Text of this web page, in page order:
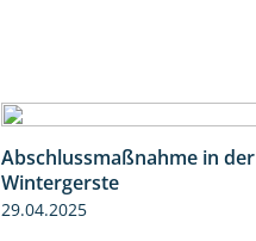
Abschlussmaßnahme in der
Wintergerste
29.04.2025